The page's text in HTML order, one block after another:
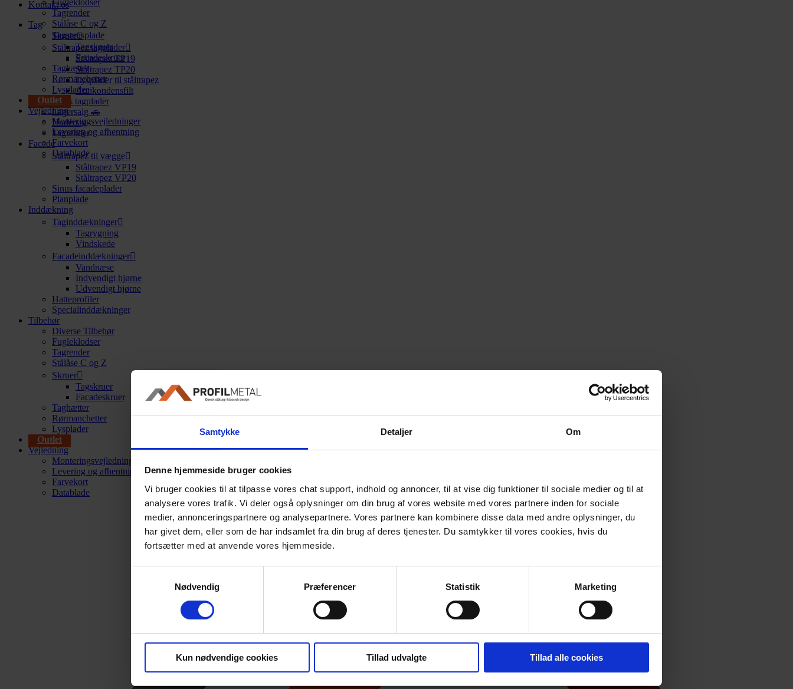
Samtykke Detaljer Om
Denne hjemmeside bruger cookies
Vi bruger cookies til at tilpasse vores chat support, indhold og annoncer, til at vise dig funktioner til sociale medier og til at
analysere vores trafik. Vi deler også oplysninger om din brug af vores website med vores partnere inden for sociale
medier, annonceringspartnere og analysepartnere. Vores partnere kan kombinere disse data med andre oplysninger, du
har givet dem, eller som de har indsamlet fra din brug af deres tjenester. Du samtykker til vores cookies, hvis du
fortsætter med at anvende vores hjemmeside.
Nødvendig
Præferencer Statistik Marketing
Kun nødvendige cookies Tillad udvalgte Tillad alle cookies
Fugleklodser
Tagrender
Stålåse C og Z
Skruer
Tagskruer
Facadeskruer
Taghætter
Rørmanchetter
Lysplader
Outlet
Vejledning
Monteringsvejledninger
Levering og afhentning
Farvekort
Datablade
Kontakt os
Tag
Tagstensplade
Ståltrapez tagplader
Ståltrapez TP19
Ståltrapez TP20
Lysplader til ståltrapez
Antikondensfilt
Sinus tagplader
Lagersalg 🚗
Undertag
Tagrender
Facade
Ståltrapez til vægge
Ståltrapez VP19
Ståltrapez VP20
Sinus facadeplader
Planplade
Inddækning
Taginddækninger
Tagrygning
Vindskede
Facadeinddækninger
Vandnæse
Indvendigt hjørne
Udvendigt hjørne
Hatteprofiler
Specialinddækninger
Tilbehør
Diverse Tilbehør
Fugleklodser
Tagrender
Stålåse C og Z
Skruer
Tagskruer
Facadeskruer
Taghætter
Rørmanchetter
Lysplader
Outlet
Vejledning
Monteringsvejledninger
Levering og afhentning
Farvekort
Datablade